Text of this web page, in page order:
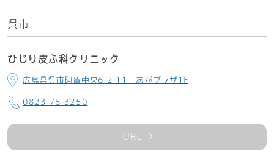
呉市
ひじり皮ふ科クリニック
広島県呉市阿賀中央6-2-11 あがプラザ1F
0823-76-3250
URL